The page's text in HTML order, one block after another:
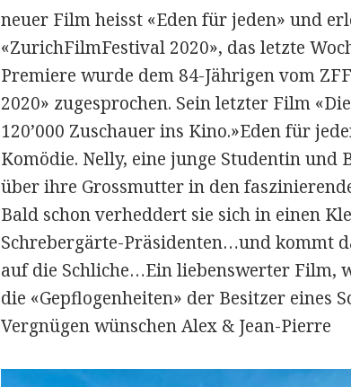
neuer Film heisst «Eden für jeden» und
«ZurichFilmFestival 2020», das letzte
Premiere wurde dem 84-Jährigen vom
2020» zugesprochen. Sein letzter Film
120’000 Zuschauer ins Kino.»Eden für
Komödie. Nelly, eine junge Studentin
über ihre Grossmutter in den
Bald schon verheddert sie sich in einen
Schrebergärte-Präsidenten…und kommt
auf die Schliche…Ein liebenswerter Film,
die «Gepflogenheiten» der Besitzer eines
Vergnügen wünschen Alex & Jean-Pierre